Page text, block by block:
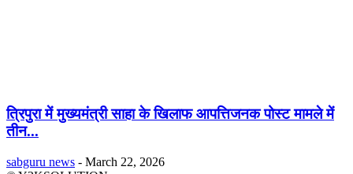
त्रिपुरा में मुख्यमंत्री साहा के खिलाफ आपत्तिजनक पोस्ट मामले में
तीन...
sabguru news - March 22, 2026